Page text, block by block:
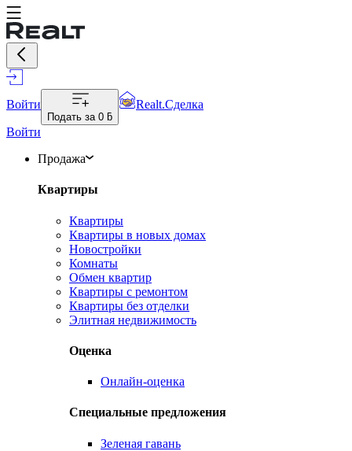
Войти
Подать за 0 ƃ
Realt.Сделка
Войти
Продажа
Квартиры
Квартиры
Квартиры в новых домах
Новостройки
Комнаты
Обмен квартир
Квартиры с ремонтом
Квартиры без отделки
Элитная недвижимость
Оценка
Онлайн-оценка
Специальные предложения
Зеленая гавань